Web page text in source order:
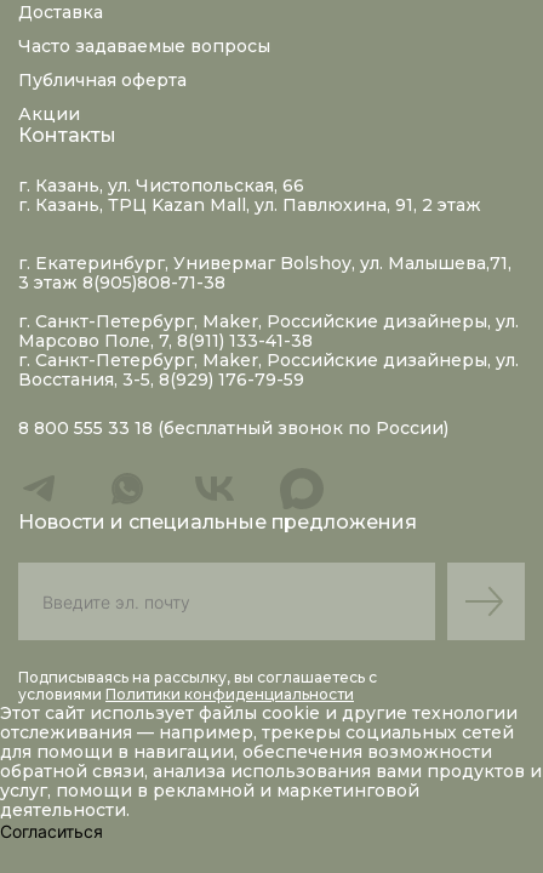
Доставка
Часто задаваемые вопросы
Публичная оферта
Акции
Контакты
г. Казань, ул. Чистопольская, 66
г. Казань, ТРЦ Kazan Mall, ул. Павлюхина, 91, 2 этаж
г. Екатеринбург, Универмаг Bolshoy, ул. Малышева,71,
3 этаж 8(905)808-71-38
г. Санкт-Петербург, Maker, Российские дизайнеры, ул.
Марсово Поле, 7, 8(911) 133-41-38
г. Санкт-Петербург, Maker, Российские дизайнеры, ул.
Восстания, 3-5, 8(929) 176-79-59
8 800 555 33 18 (бесплатный звонок по России)
Новости и специальные предложения
Подписываясь на рассылку, вы соглашаетесь с
условиями Политики конфиденциальности
Этот сайт использует файлы cookie и другие технологии
отслеживания — например, трекеры социальных сетей
для помощи в навигации, обеспечения возможности
обратной связи, анализа использования вами продуктов и
услуг, помощи в рекламной и маркетинговой
деятельности.
Согласиться